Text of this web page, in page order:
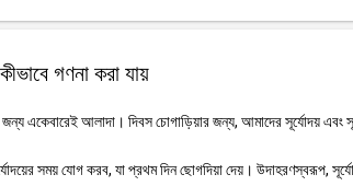
গণনা করা যায়
জন্য একেবারেই আলাদা। দিবস চোগাড়িয়ার জন্য, আমাদের সূর্যোদয়
সময় যোগ করব, যা প্রথম দিন ছোগদিয়া দেয়। উদাহরণস্বরূপ,